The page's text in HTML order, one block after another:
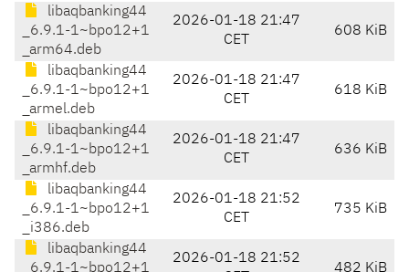
libaqbanking44
_6.9.1-1~bpo12+1
_arm64.deb
2026-01-18 21:47
CET
608 KiB
libaqbanking44
_6.9.1-1~bpo12+1
_armel.deb
2026-01-18 21:47
CET
618 KiB
libaqbanking44
_6.9.1-1~bpo12+1
_armhf.deb
2026-01-18 21:47
CET
636 KiB
libaqbanking44
_6.9.1-1~bpo12+1
_i386.deb
2026-01-18 21:52
CET
735 KiB
libaqbanking44
_6.9.1-1~bpo12+1
2026-01-18 21:52
482 KiB